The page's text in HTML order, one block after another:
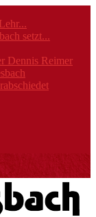
setzt...
Dennis Reimer